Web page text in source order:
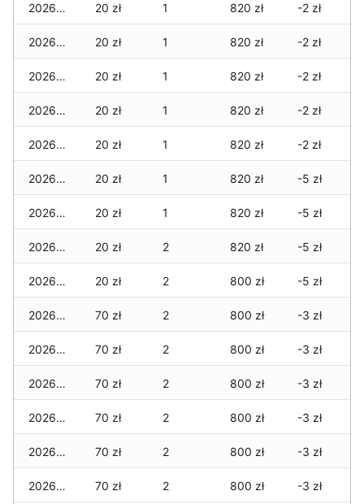
2026-07-21 20 zł 1 820 zł -2 zł
2026-07-20 20 zł 1 820 zł -2 zł
2026-07-18 20 zł 1 820 zł -2 zł
2026-07-17 20 zł 1 820 zł -2 zł
2026-07-16 20 zł 1 820 zł -2 zł
2026-07-15 20 zł 1 820 zł -5 zł
2026-07-14 20 zł 1 820 zł -5 zł
2026-07-13 20 zł 2 820 zł -5 zł
2026-07-12 20 zł 2 800 zł -5 zł
2026-07-11 70 zł 2 800 zł -3 zł
2026-07-10 70 zł 2 800 zł -3 zł
2026-07-09 70 zł 2 800 zł -3 zł
2026-07-08 70 zł 2 800 zł -3 zł
2026-07-07 70 zł 2 800 zł -3 zł
2026-07-06 70 zł 2 800 zł -3 zł